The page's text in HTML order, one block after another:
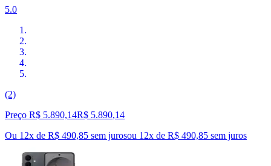
5.0
(2)
Preço R$ 5.890,14R$ 5.890,14
Ou 12x de R$ 490,85 sem jurosou 12x de R$ 490,85 sem juros